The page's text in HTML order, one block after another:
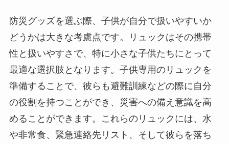
防災グッズを選ぶ際、子供が自分で扱いやすいか
どうかは大きな考慮点です。リュックはその携帯
性と扱いやすさで、特に小さな子供たちにとって
最適な選択肢となります。子供専用のリュックを
準備することで、彼らも避難訓練などの際に自分
の役割を持つことができ、災害への備え意識を高
めることができます。これらのリュックには、水
や非常食、緊急連絡先リスト、そして彼らを落ち